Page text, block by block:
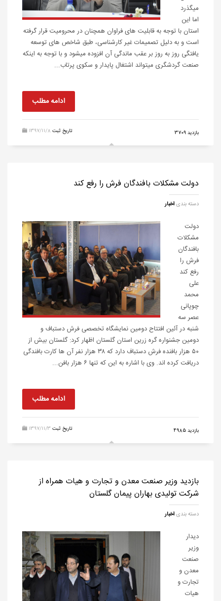
میگذرد
اما این
استان با توجه به قابلیت های فراوان همچنان در محرومیت قرار گرفته
است و به دلیل تصمیمات غیر کارشناسی، طبق شاخص های توسعه
یافتگی روز به روز بر عقب ماندگی آن افزوده میشود و با توجه به اینکه
صنعت گردشگری میتواند اشتغال پایدار و سکوی پرتاب...
ادامه مطلب
1397/11/8 تاریخ ثبت بازدید 3709
دولت مشکلات بافندگان فرش را رفع کند
دسته بندیاخبار
دولت
مشکلات
بافندگان
فرش را
رفع کند
علی
محمد
چوپانی
عصر سه
شنبه در آئین افتتاح دومین نمایشگاه تخصصی فرش دستباف و
دومین جشنواره گره زرین استان گلستان اظهار کرد: گلستان بیش از
۵۰ هزار بافنده فرش دستباف دارد که ۳۸ هزار نفر آن ها کارت بافندگی
دریافت کرده اند. وی با اشاره به این که تنها ۶ هزار بافن...
ادامه مطلب
1397/11/3 تاریخ ثبت بازدید 4985
بازدید وزیر صنعت معدن و تجارت و هیات همراه از
شرکت تولیدی بهاران پیمان گلستان
دسته بندیاخبار
دیدار
وزیر
صنعت
معدن و
تجارت و
هیات